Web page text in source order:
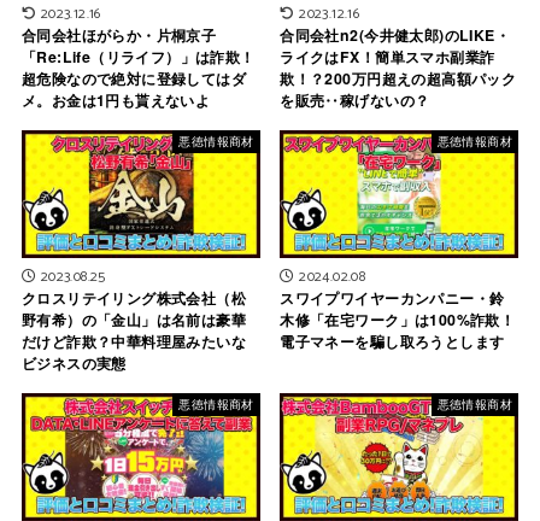
2023.12.16
合同会社ほがらか・片桐京子
「Re:Life（リライフ）」は詐欺！
超危険なので絶対に登録してはダ
メ。お金は1円も貰えないよ
2023.12.16
合同会社n2(今井健太郎)のLIKE・
ライクはFX！簡単スマホ副業詐
欺！？200万円超えの超高額パック
を販売‥稼げないの？
悪徳情報商材
2023.08.25
クロスリテイリング株式会社（松
野有希）の「金山」は名前は豪華
だけど詐欺？中華料理屋みたいな
ビジネスの実態
悪徳情報商材
2024.02.08
スワイプワイヤーカンパニー・鈴
木修「在宅ワーク」は100%詐欺！
電子マネーを騙し取ろうとします
悪徳情報商材 悪徳情報商材